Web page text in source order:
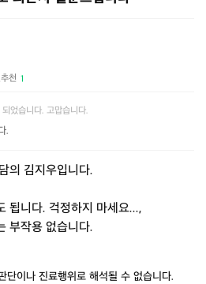
천 1
었습니다. 고맙습니다.
.
의 김지우입니다.
됩니다. 걱정하지 마세요...,
부작용 없습니다.
단이나 진료행위로 해석될 수 없습니다.